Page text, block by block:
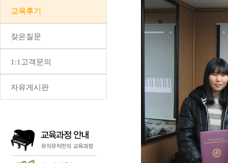
교육후기
잦은질문
1:1고객문의
자유게시판